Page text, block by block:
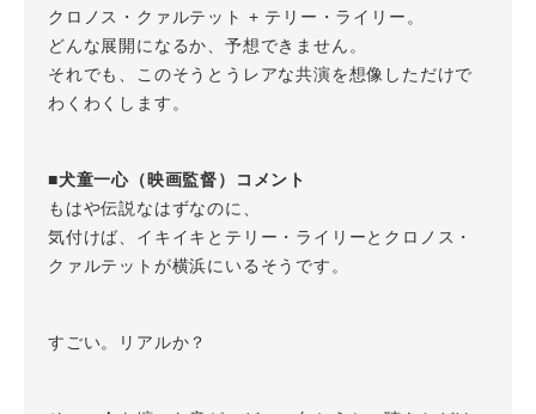
クロノス・クァルテット + テリー・ライリー。
どんな展開になるか、予想できません。
それでも、このそうとうレアな共演を想像しただけで
わくわくします。
■犬童一心（映画監督）コメント
もはや伝説なはずなのに、
気付けば、イキイキとテリー・ライリーとクロノス・
クァルテットが横浜にいるそうです。
すごい。リアルか？